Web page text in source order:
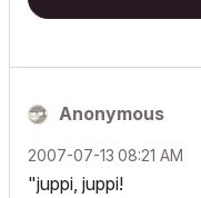
Anonymous
‎2007-07-13 08:21 AM
"juppi, juppi!